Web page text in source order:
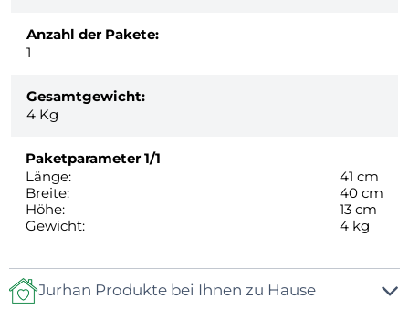
Anzahl der Pakete:
1
Gesamtgewicht:
4 Kg
Paketparameter1/1
Länge:
41 cm
Breite:
40 cm
Höhe:
13 cm
Gewicht:
4 kg
Jurhan Produkte bei Ihnen zu Hause